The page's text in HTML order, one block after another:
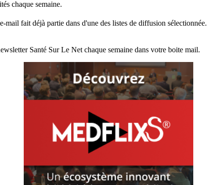
chaque semaine.
mail fait déjà partie dans d'une des listes de diffusion sélectionnée.
Santé Sur Le Net chaque semaine dans votre boite mail.